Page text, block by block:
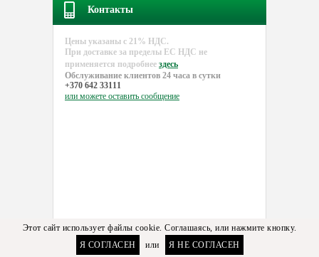
Контакты
Цены указаны с 21% НДС.
При доставке за пределы EC НДС не
применяется подробнее здесь
Обслуживание клиентов 24 часа в сутки
+370 642 33111
или можете оставить сообщение
Этот сайт использует файлы cookie. Соглашаясь, или нажмите кнопку.
Я СОГЛАСЕН
или Я НЕ СОГЛАСЕН